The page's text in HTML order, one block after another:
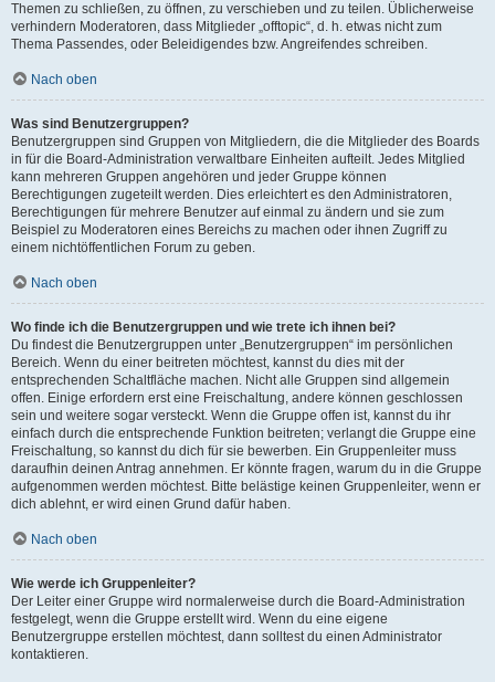
Themen zu schließen, zu öffnen, zu verschieben und zu teilen. Üblicherweise
verhindern Moderatoren, dass Mitglieder „offtopic“, d. h. etwas nicht zum
Thema Passendes, oder Beleidigendes bzw. Angreifendes schreiben.
Nach oben
Was sind Benutzergruppen?
Benutzergruppen sind Gruppen von Mitgliedern, die die Mitglieder des Boards
in für die Board-Administration verwaltbare Einheiten aufteilt. Jedes Mitglied
kann mehreren Gruppen angehören und jeder Gruppe können
Berechtigungen zugeteilt werden. Dies erleichtert es den Administratoren,
Berechtigungen für mehrere Benutzer auf einmal zu ändern und sie zum
Beispiel zu Moderatoren eines Bereichs zu machen oder ihnen Zugriff zu
einem nichtöffentlichen Forum zu geben.
Nach oben
Wo finde ich die Benutzergruppen und wie trete ich ihnen bei?
Du findest die Benutzergruppen unter „Benutzergruppen“ im persönlichen
Bereich. Wenn du einer beitreten möchtest, kannst du dies mit der
entsprechenden Schaltfläche machen. Nicht alle Gruppen sind allgemein
offen. Einige erfordern erst eine Freischaltung, andere können geschlossen
sein und weitere sogar versteckt. Wenn die Gruppe offen ist, kannst du ihr
einfach durch die entsprechende Funktion beitreten; verlangt die Gruppe eine
Freischaltung, so kannst du dich für sie bewerben. Ein Gruppenleiter muss
daraufhin deinen Antrag annehmen. Er könnte fragen, warum du in die Gruppe
aufgenommen werden möchtest. Bitte belästige keinen Gruppenleiter, wenn er
dich ablehnt, er wird einen Grund dafür haben.
Nach oben
Wie werde ich Gruppenleiter?
Der Leiter einer Gruppe wird normalerweise durch die Board-Administration
festgelegt, wenn die Gruppe erstellt wird. Wenn du eine eigene
Benutzergruppe erstellen möchtest, dann solltest du einen Administrator
kontaktieren.